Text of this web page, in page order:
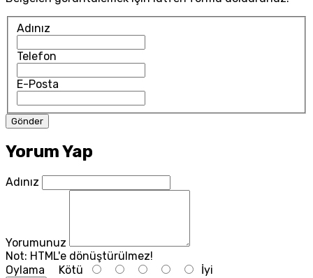
Adınız
Telefon
E-Posta
Yorum Yap
Adınız
Yorumunuz
Not: HTML'e dönüştürülmez!
Oylama Kötü İyi